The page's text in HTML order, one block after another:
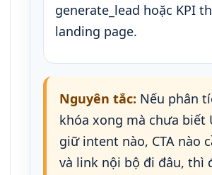
generate_lead hoặc KPI
landing page.
Nguyên tắc: Nếu phân
khóa xong mà chưa biết
giữ intent nào, CTA nào
và link nội bộ đi đâu, thì